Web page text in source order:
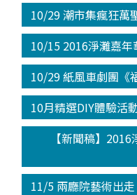
10/29 潮市集瘋狂萬
10/15 2016淨灘嘉年
10/29 紙風車劇團《
10月精選DIY體驗活
【新聞稿】
11/5 兩廳院藝術出